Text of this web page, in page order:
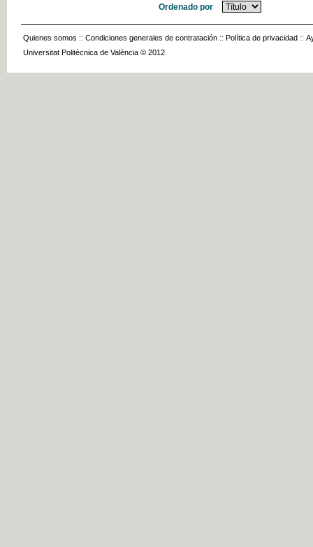
Ordenado por
Quienes somos :: Condiciones generales de contratación :: Política de privacidad ::
Universitat Politècnica de València © 2012